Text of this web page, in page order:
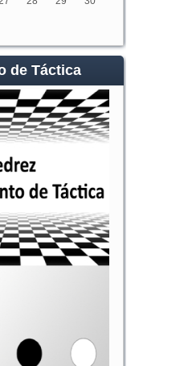
de Táctica